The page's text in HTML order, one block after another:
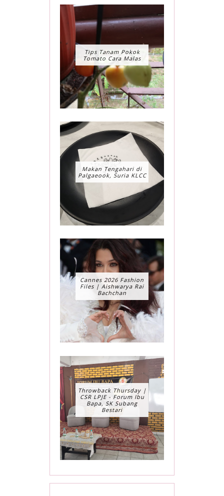
Tips Tanam Pokok
Tomato Cara Malas
Makan Tengahari di
Palgaeook, Suria KLCC
Cannes 2026 Fashion
Files | Aishwarya Rai
Bachchan
Throwback Thursday |
CSR LPJE - Forum Ibu
Bapa, SK Subang
Bestari